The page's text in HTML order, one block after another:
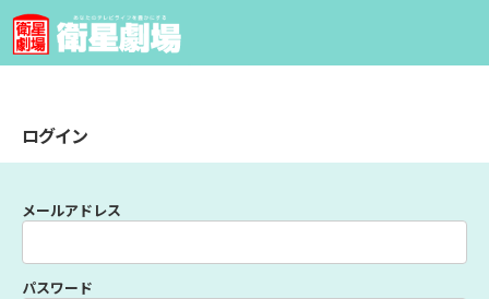
ログイン
メールアドレス
パスワード